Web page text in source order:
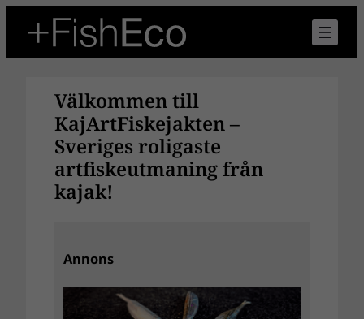
innehåll
Välkommen till
KajArtFiskejakten –
Sveriges roligaste
artfiskeutmaning från
kajak!
Annons